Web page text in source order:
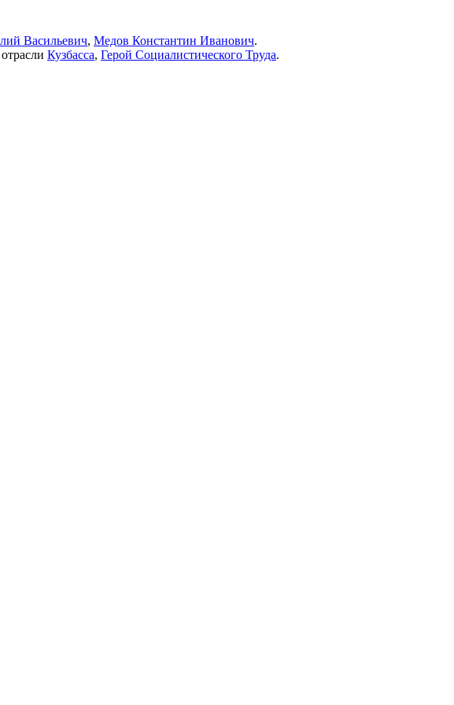
Васильевич, Медов Константин Иванович.
Кузбасса, Герой Социалистического Труда.